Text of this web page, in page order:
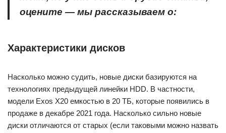
оцените — мы рассказываем о:
Характеристики дисков
Насколько можно судить, новые диски базируются на
технологиях предыдущей линейки HDD. В частности,
модели Exos X20 емкостью в 20 ТБ, которые появились в
продаже в декабре 2021 года. Насколько сильно новые
диски отличаются от старых (если таковыми можно назвать